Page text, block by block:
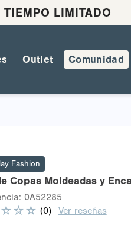
LIMITADO
Outlet Comunidad
Fashion
Copas Moldeadas y
: 0A52285
☆☆☆ (0) Ver reseñas